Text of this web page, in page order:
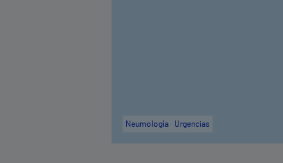
Neumología Urgencias